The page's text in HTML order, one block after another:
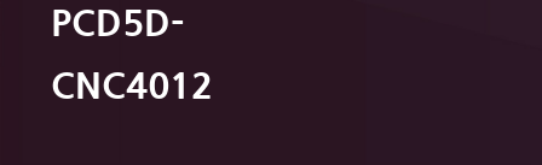
PCD5D-
CNC4012